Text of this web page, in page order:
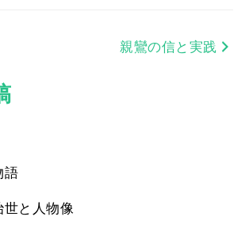
親鸞の信と実践
語
と人物像